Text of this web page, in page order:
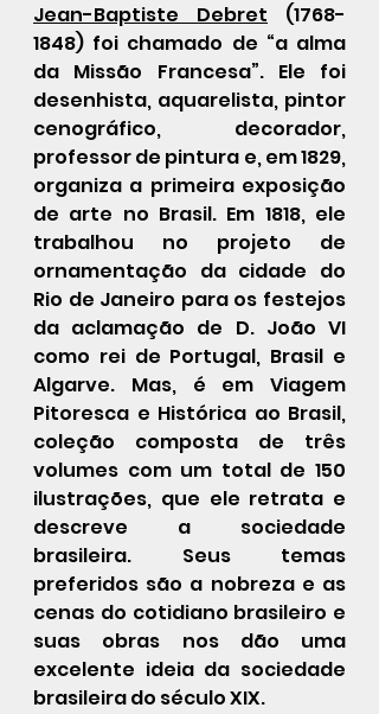
Jean-Baptiste Debret
(1768-
1848) foi chamado de “a alma
da Missão Francesa”. Ele foi
desenhista, aquarelista, pintor
cenográfico, decorador,
professor de pintura e, em 1829,
organiza a primeira exposição
de arte no Brasil. Em 1818, ele
trabalhou no projeto de
ornamentação da cidade do
Rio de Janeiro para os festejos
da aclamação de D. João VI
como rei de Portugal, Brasil e
Algarve. Mas, é em Viagem
Pitoresca e Histórica ao Brasil,
coleção composta de três
volumes com um total de 150
ilustrações, que ele retrata e
descreve a sociedade
brasileira. Seus temas
preferidos são a nobreza e as
cenas do cotidiano brasileiro e
suas obras nos dão uma
excelente ideia da sociedade
brasileira do século XIX.